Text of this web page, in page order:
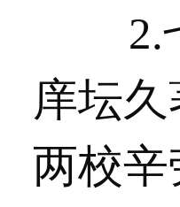
2.
庠坛
两校